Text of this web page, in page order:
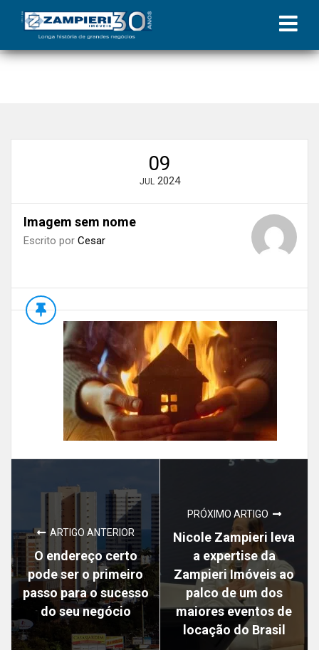
Início»Blog»Proteja seu imóvel: os benefícios do seguro contra
incêndio em contratos de locação
09
JUL 2024
Imagem sem nome
Escrito por Cesar
ARTIGO ANTERIOR
O endereço certo
pode ser o primeiro
passo para o sucesso
do seu negócio
PRÓXIMO ARTIGO
Nicole Zampieri leva
a expertise da
Zampieri Imóveis ao
palco de um dos
maiores eventos de
locação do Brasil